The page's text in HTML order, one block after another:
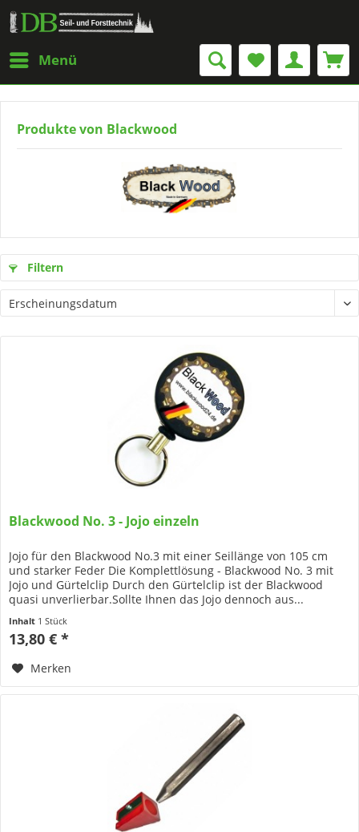
Menü
Produkte von Blackwood
Filtern
Blackwood No. 3 - Jojo einzeln
Jojo für den Blackwood No.3 mit einer Seillänge von 105 cm
und starker Feder Die Komplettlösung - Blackwood No. 3 mit
Jojo und Gürtelclip Durch den Gürtelclip ist der Blackwood
quasi unverlierbar.Sollte Ihnen das Jojo dennoch aus...
Inhalt 1 Stück
13,80 € *
Merken